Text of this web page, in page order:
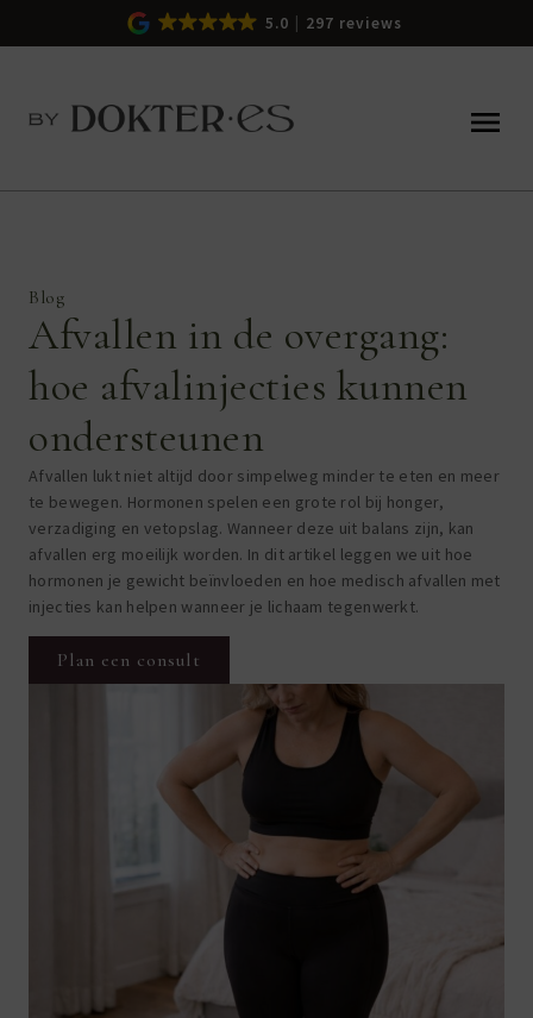
5.0 297 reviews
Blog
Afvallen in de overgang:
hoe afvalinjecties kunnen
ondersteunen
Afvallen lukt niet altijd door simpelweg minder te eten en meer
te bewegen. Hormonen spelen een grote rol bij honger,
verzadiging en vetopslag. Wanneer deze uit balans zijn, kan
afvallen erg moeilijk worden. In dit artikel leggen we uit hoe
hormonen je gewicht beïnvloeden en hoe medisch afvallen met
injecties kan helpen wanneer je lichaam tegenwerkt.
Plan een consult